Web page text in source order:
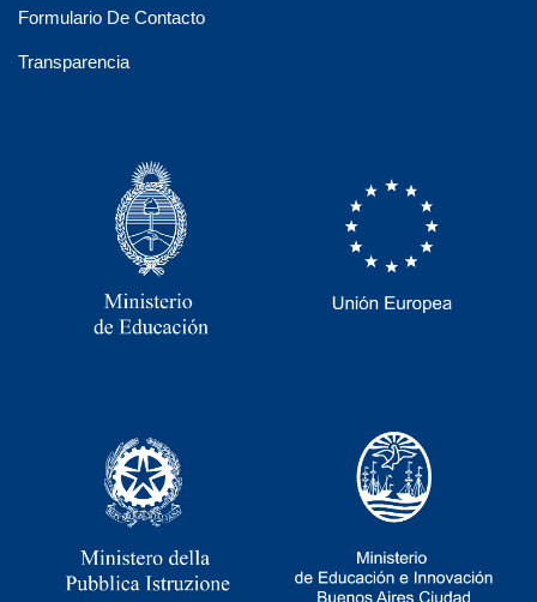
Formulario De Contacto
Transparencia